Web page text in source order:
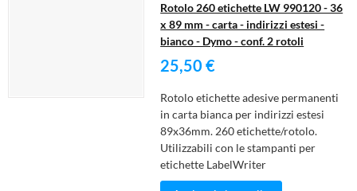
Rotolo 260 etichette LW 990120 - 36
x 89 mm - carta - indirizzi estesi -
bianco - Dymo - conf. 2 rotoli
25,50 €
Rotolo etichette adesive permanenti
in carta bianca per indirizzi estesi
89x36mm. 260 etichette/rotolo.
Utilizzabili con le stampanti per
etichette LabelWriter